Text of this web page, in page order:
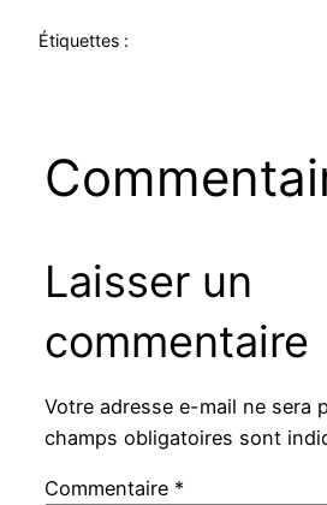
Étiquettes :
Laisser un
commentaire
Votre adresse e-mail ne sera
champs obligatoires sont
Commentaire *